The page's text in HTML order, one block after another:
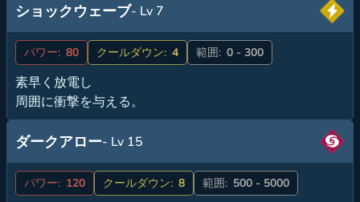
ショックウェーブ- Lv 7
パワー: 80 クールダウン: 4 範囲: 0 - 300
素早く放電し
周囲に衝撃を与える。
ダークアロー- Lv 15
パワー: 120 クールダウン: 8 範囲: 500 - 5000